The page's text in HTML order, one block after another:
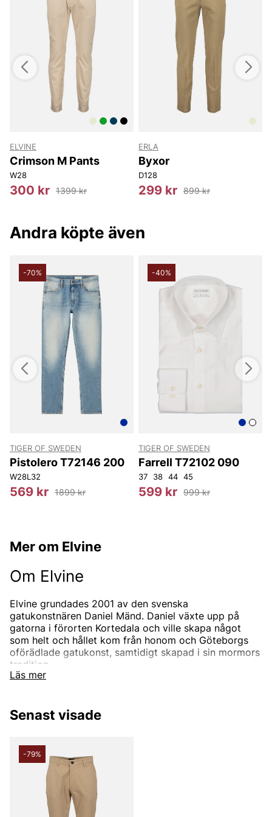
ELVINE
Crimson M Pants
W28
300 kr 1399 kr
ERLA
Byxor
D128
299 kr 899 kr
Andra köpte även
-70%
TIGER OF SWEDEN
Pistolero T72146 200
W28L32
569 kr 1899 kr
-40%
TIGER OF SWEDEN
Farrell T72102 090
37 38 44 45
599 kr 999 kr
Mer om Elvine
Läs mer
Om Elvine
Elvine grundades 2001 av den svenska
gatukonstnären Daniel Mänd. Daniel växte upp på
gatorna i förorten Kortedala och ville skapa något
som helt och hållet kom från honom och Göteborgs
oförädlade gatukonst, samtidigt skapad i sin mormors
tradition.
Sedan Elvine startades har de erbjudit avslappnade
sofistikerade kläder för ett osofistikerat beteende.
Göteborg ligger i hjärtat och själen i Elvine. Staden är
känd för kraftigt regn och vind, vilket har haft en stor
inverkan på Elvine, då de bland annat fokuserat på att
designa snygga jackor med funktionella funktioner.
Om namnet
Senast visade
-79%